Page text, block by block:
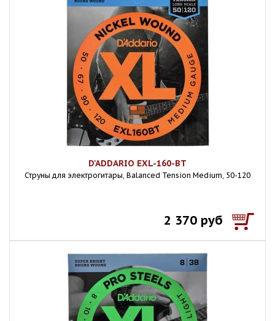
D'ADDARIO EXL-160-BT
Струны для электрогитары, Balanced Tension Medium, 50-120
2 370 руб